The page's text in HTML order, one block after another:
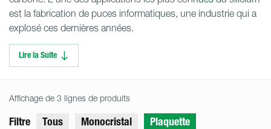
est la fabrication de puces informatiques, une industrie qui a
explosé ces dernières années.
Lire la Suite
Affichage de 3 lignes de produits
Filtre Tous Monocristal Plaquette